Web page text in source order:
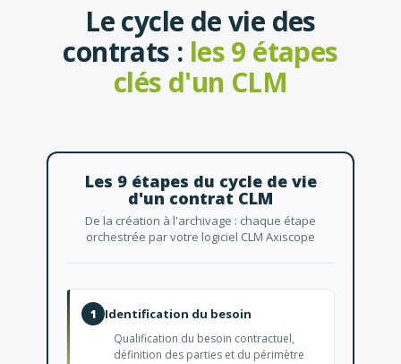
Le cycle de vie des
contrats : les 9 étapes
clés d'un CLM
Les 9 étapes du cycle de vie
d'un contrat CLM
De la création à l'archivage : chaque étape
orchestrée par votre logiciel CLM Axiscope
1 Identification du besoin
Qualification du besoin contractuel,
définition des parties et du périmètre